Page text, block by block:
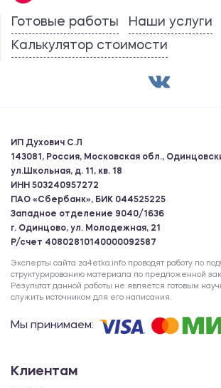
Готовые работы
Наши услуги
Калькулятор стоимости
ИП Духович С.Л
143081, Россия, Московская обл.,
ул.Школьная, д. 11, кв. 18
ИНН 503240957272
ПАО «Сбербанк», БИК 044525225
Западное отделение 9040/1636
г. Одинцово, ул. Молодежная, 21
Р/счет 40802810140000092587
Эксперты сайта za4etka.info проводят работу по
структурированию материала по предложенной
Результат данной работы не является готовым
служить источником для его написания.
Мы принимаем:
Клиентам